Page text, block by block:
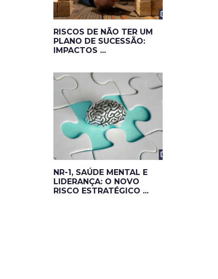
RISCOS DE NÃO TER UM
PLANO DE SUCESSÃO:
IMPACTOS ...
NR-1, SAÚDE MENTAL E
LIDERANÇA: O NOVO
RISCO ESTRATÉGICO ...